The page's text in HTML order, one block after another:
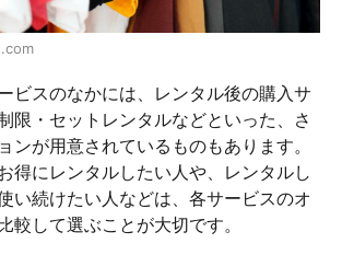
ビスのなかには、レンタル後の購入サ
限・セットレンタルなどといった、さ
ンが用意されているものもあります。
得にレンタルしたい人や、レンタルし
い続けたい人などは、各サービスのオ
較して選ぶことが大切です。